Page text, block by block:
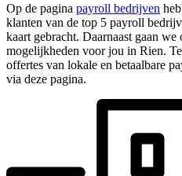
Op de pagina payroll bedrijven
klanten van de top 5 payroll
kaart gebracht. Daarnaast gaan
mogelijkheden voor jou in Rien.
offertes van lokale en betaalbare
via deze pagina.